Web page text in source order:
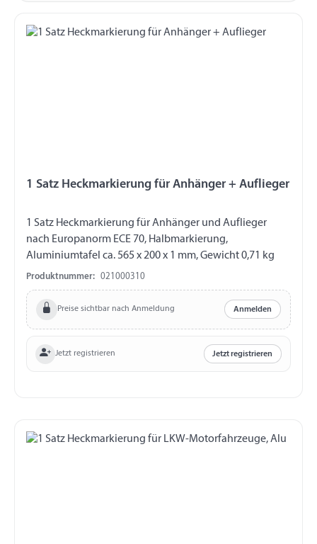
1 Satz Heckmarkierung für Anhänger + Auflieger
1 Satz Heckmarkierung für Anhänger und Auflieger
nach Europanorm ECE 70, Halbmarkierung,
Aluminiumtafel ca. 565 x 200 x 1 mm, Gewicht 0,71 kg
Produktnummer: 021000310
Preise sichtbar nach Anmeldung Anmelden
Jetzt registrieren Jetzt registrieren